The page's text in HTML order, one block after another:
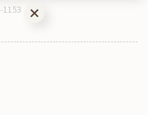
1153
問い合わせはこちら